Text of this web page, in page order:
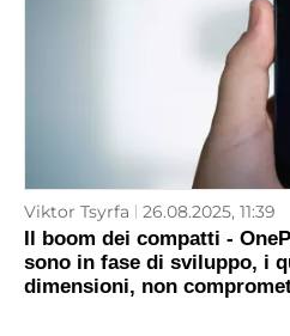
Viktor Tsyrfa 26.08.2025, 11:39
Il boom dei compatti -
sono in fase di sviluppo, i
dimensioni, non